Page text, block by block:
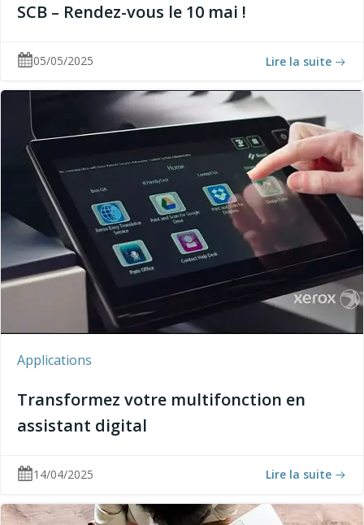
SCB – Rendez-vous le 10 mai !
05/05/2025 Lire la suite
Applications
Transformez votre multifonction en
assistant digital
14/04/2025 Lire la suite